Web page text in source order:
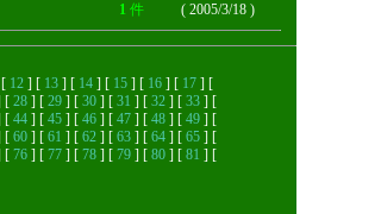
1 件 ( 2005/3/18 )
12 ] [ 13 ] [ 14 ] [ 15 ] [ 16 ] [ 17 ] [
[ 28 ] [ 29 ] [ 30 ] [ 31 ] [ 32 ] [ 33 ] [
[ 44 ] [ 45 ] [ 46 ] [ 47 ] [ 48 ] [ 49 ] [
[ 60 ] [ 61 ] [ 62 ] [ 63 ] [ 64 ] [ 65 ] [
[ 76 ] [ 77 ] [ 78 ] [ 79 ] [ 80 ] [ 81 ] [